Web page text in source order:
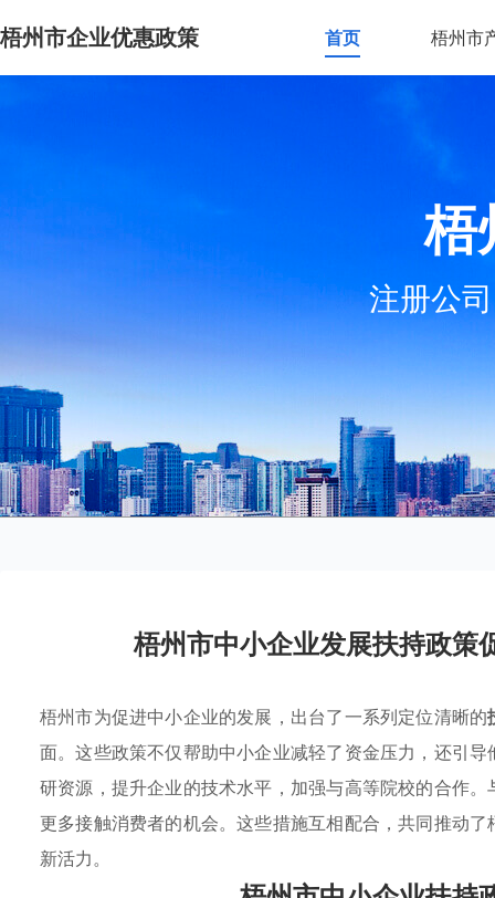
梧州市企业优惠政策 首页 梧州市
梧
注册公
梧州市中小企业发展扶持政策
梧州市为促进中小企业的发展，出台了一系列定位清晰的
面。这些政策不仅帮助中小企业减轻了资金压力，还引
研资源，提升企业的技术水平，加强与高等院校的合作
更多接触消费者的机会。这些措施互相配合，共同推动
新活力。